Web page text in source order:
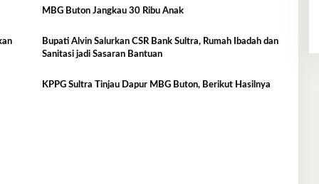
MBG Buton Jangkau 30 Ribu Anak
Bupati Alvin Salurkan CSR Bank Sultra, Rumah Ibadah dan
Sanitasi jadi Sasaran Bantuan
KPPG Sultra Tinjau Dapur MBG Buton, Berikut Hasilnya